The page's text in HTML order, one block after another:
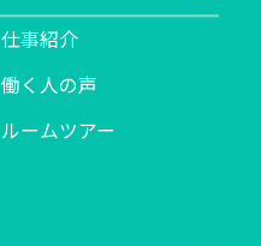
仕事紹介
働く人の声
ルームツアー